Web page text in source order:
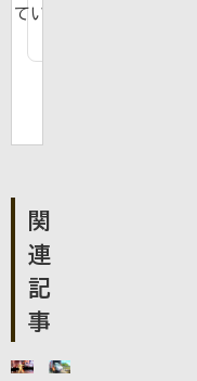
ています。
関
連
記
事